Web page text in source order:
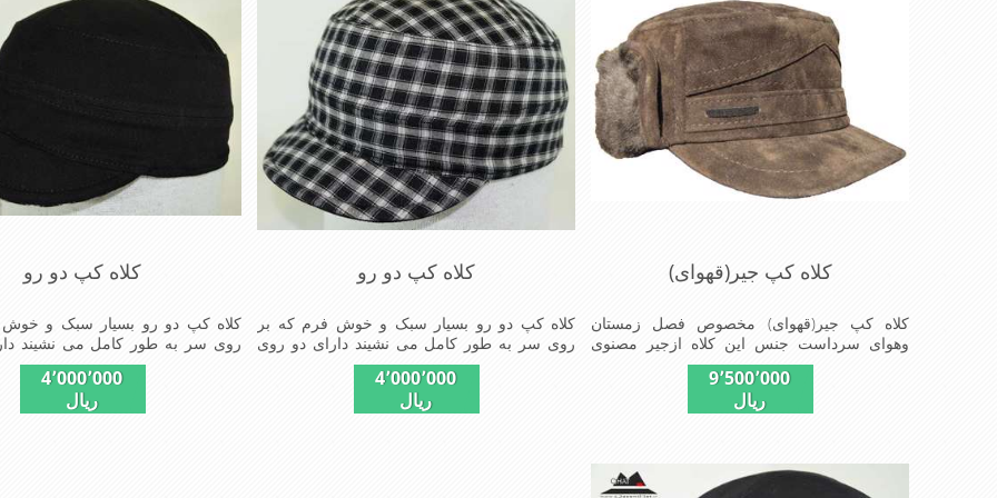
کلاه کپ جیر(قهوای)
کلاه کپ جیر(قهوای) مخصوص فصل زمستان
وهوای سرداست جنس این کلاه ازجیر مصنوی
تهیه شده است وآستری آن ازجنس
پولش(خزمصنویی)است این کلاه بسیار شیک و زیبا
می باشد دارای گوش گیر می باشد و به همین
9٬500٬000
ریال
کلاه کپ دو رو
کلاه کپ دو رو بسیار سبک و خوش فرم که بر
روی سر به طور کامل می نشیند دارای دو روی
قابل استفاده از کلاه
4٬000٬000
ریال
کلاه کپ دو رو
کلاه کپ دو رو بسیار سبک و خوش
روی سر به طور کامل می نشیند
قابل استفاده از کلاه
4٬000٬000
ریال